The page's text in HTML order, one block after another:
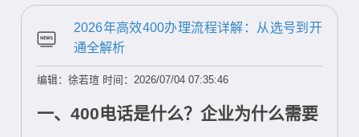
2026年高效400办理流程详解：从选号到开
通全解析
编辑：徐若瑄 时间：2026/07/04 07:35:46
一、400电话是什么？企业为什么需要